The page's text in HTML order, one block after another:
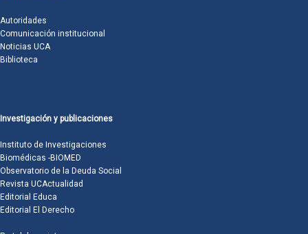
Autoridades
Comunicación institucional
Noticias UCA
Biblioteca
Investigación y publicaciones
Instituto de Investigaciones
Biomédicas -BIOMED
Observatorio de la Deuda Social
Revista UCActualidad
Editorial Educa
Editorial El Derecho